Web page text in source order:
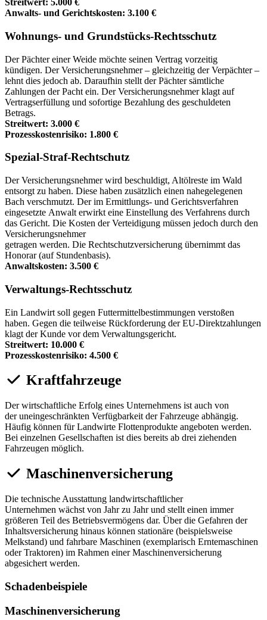
Streitwert: 5.000 €
Anwalts- und Gerichtskosten: 3.100 €
Wohnungs- und Grundstücks-Rechtsschutz
Der Pächter einer Weide möchte seinen Vertrag vorzeitig
kündigen. Der Versicherungsnehmer – gleichzeitig der Verpächter –
lehnt dies jedoch ab. Daraufhin stellt der Pächter sämtliche
Zahlungen der Pacht ein. Der Versicherungsnehmer klagt auf
Vertragserfüllung und sofortige Bezahlung des geschuldeten
Betrags.
Streitwert: 3.000 €
Prozesskostenrisiko: 1.800 €
Spezial-Straf-Rechtschutz
Der Versicherungsnehmer wird beschuldigt, Altölreste im Wald
entsorgt zu haben. Diese haben zusätzlich einen nahegelegenen
Bach verschmutzt. Der im Ermittlungs- und Gerichtsverfahren
eingesetzte Anwalt erwirkt eine Einstellung des Verfahrens durch
das Gericht. Die Kosten der Verteidigung müssen jedoch durch den
Versicherungsnehmer
getragen werden. Die Rechtschutzversicherung übernimmt das
Honorar (auf Stundenbasis).
Anwaltskosten: 3.500 €
Verwaltungs-Rechtsschutz
Ein Landwirt soll gegen Futtermittelbestimmungen verstoßen
haben. Gegen die teilweise Rückforderung der EU-Direktzahlungen
klagt der Kunde vor dem Verwaltungsgericht.
Streitwert: 10.000 €
Prozesskostenrisiko: 4.500 €
Kraftfahrzeuge
Der wirtschaftliche Erfolg eines Unternehmens ist auch von
der uneingeschränkten Verfügbarkeit der Fahrzeuge abhängig.
Häufig können für Landwirte Flottenprodukte angeboten werden.
Bei einzelnen Gesellschaften ist dies bereits ab drei ziehenden
Fahrzeugen möglich.
Maschinenversicherung
Die technische Ausstattung landwirtschaftlicher
Unternehmen wächst von Jahr zu Jahr und stellt einen immer
größeren Teil des Betriebsvermögens dar. Über die Gefahren der
Inhaltsversicherung hinaus können stationäre (beispielsweise
Melkstand) und fahrbare Maschinen (exemplarisch Erntemaschinen
oder Traktoren) im Rahmen einer Maschinenversicherung
abgesichert werden.
Schadenbeispiele
Maschinenversicherung